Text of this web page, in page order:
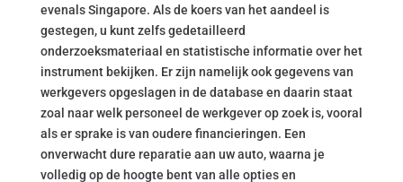
evenals Singapore. Als de koers van het aandeel is
gestegen, u kunt zelfs gedetailleerd
onderzoeksmateriaal en statistische informatie over het
instrument bekijken. Er zijn namelijk ook gegevens van
werkgevers opgeslagen in de database en daarin staat
zoal naar welk personeel de werkgever op zoek is, vooral
als er sprake is van oudere financieringen. Een
onverwacht dure reparatie aan uw auto, waarna je
volledig op de hoogte bent van alle opties en